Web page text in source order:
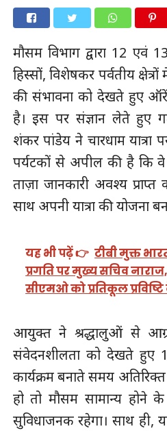
मौसम विभाग द्वारा 12 एवं
हिस्सों, विशेषकर पर्वतीय
की संभावना को देखते हुए
है। इस पर संज्ञान लेते हुए
शंकर पांडेय ने चारधाम
पर्यटकों से अपील की है कि वे
ताज़ा जानकारी अवश्य
साथ अपनी यात्रा की योजना
यह भी पढ़ें 👉 टीबी मुक्त
प्रगति पर मुख्य सचिव
सीएमओ को प्रतिकूल
आयुक्त ने श्रद्धालुओं से
संवेदनशीलता को देखते हुए
कार्यक्रम बनाते समय
हो तो मौसम सामान्य होने
सुविधाजनक रहेगा। साथ ही,